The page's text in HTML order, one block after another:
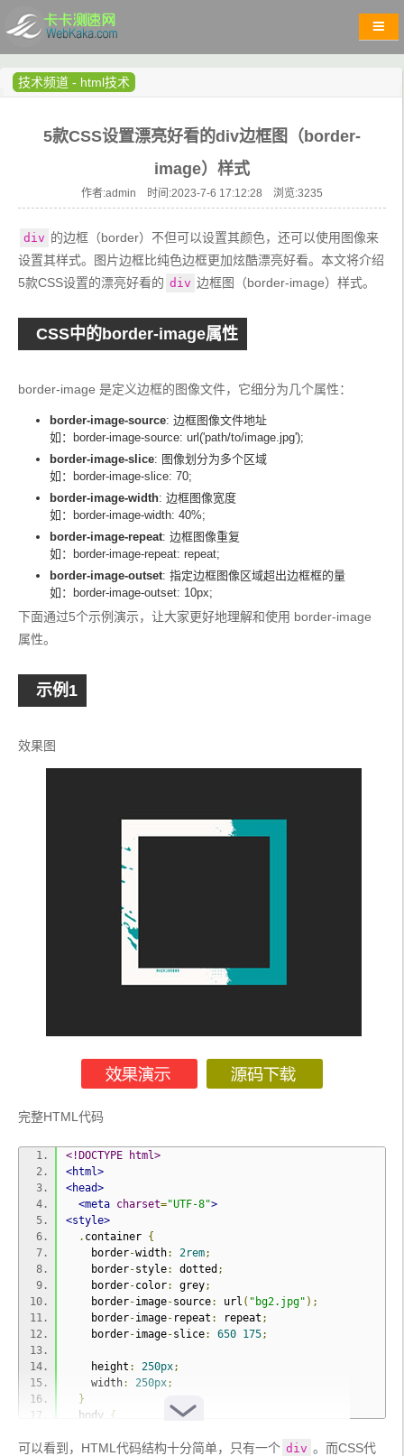
技术频道 - html技术
5款CSS设置漂亮好看的div边框图（border-
image）样式
作者:admin 时间:2023-7-6 17:12:28 浏览:3235
div 的边框（border）不但可以设置其颜色，还可以使用图像来
设置其样式。图片边框比纯色边框更加炫酷漂亮好看。本文将介绍
5款CSS设置的漂亮好看的 div 边框图（border-image）样式。
CSS中的border-image属性
border-image 是定义边框的图像文件，它细分为几个属性：
border-image-source: 边框图像文件地址
如：border-image-source: url('path/to/image.jpg');
border-image-slice: 图像划分为多个区域
如：border-image-slice: 70;
border-image-width: 边框图像宽度
如：border-image-width: 40%;
border-image-repeat: 边框图像重复
如：border-image-repeat: repeat;
border-image-outset: 指定边框图像区域超出边框框的量
如：border-image-outset: 10px;
下面通过5个示例演示，让大家更好地理解和使用 border-image
属性。
示例1
效果图
完整HTML代码
<!DOCTYPE html>
<html>
<head>
<meta charset="UTF-8">
<style>
. container {
border-width: 2rem;
border-style: dotted ;
border-color: grey;
border-image-source: url ( "bg2.jpg" );
border-image- repeat : repeat ;
border-image-slice: 650 175;
height : 250px;
width: 250px;
}
body {
place-items: center;
可以看到，HTML代码结构十分简单，只有一个 div 。而CSS代